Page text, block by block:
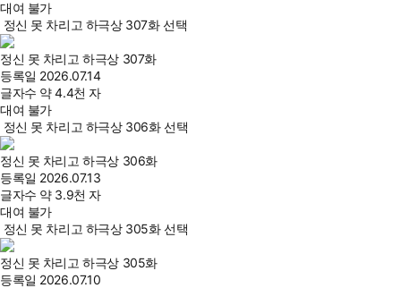
대여 불가
정신 못 차리고 하극상 307화 선택
정신 못 차리고 하극상 307화
등록일 2026.07.14
글자수 약 4.4천 자
대여 불가
정신 못 차리고 하극상 306화 선택
정신 못 차리고 하극상 306화
등록일 2026.07.13
글자수 약 3.9천 자
대여 불가
정신 못 차리고 하극상 305화 선택
정신 못 차리고 하극상 305화
등록일 2026.07.10